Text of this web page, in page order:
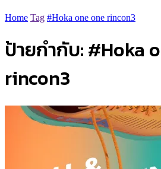
Home Tag #Hoka one one rincon3
ป้ายกำกับ:#Hoka
rincon3